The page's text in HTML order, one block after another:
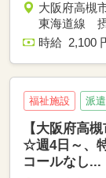
大阪府高槻
東海道線
時給 2,100
福祉施設 派遣
【大阪府高
☆週4日～、
コールなし...